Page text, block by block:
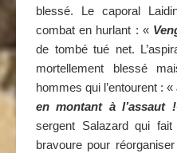
blessé. Le caporal
combat en hurlant : «
de tombé tué net.
mortellement blessé
hommes qui l’entourent : «
en montant à l’assaut !
sergent Salazard qui
bravoure pour